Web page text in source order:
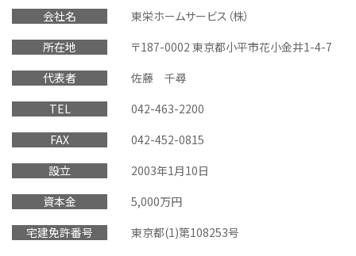
会社名
東栄ホームサービス（株）
所在地
〒187-0002 東京都小平市花小金井1-4-7
代表者
佐藤 千尋
TEL
042-463-2200
FAX
042-452-0815
設立
2003年1月10日
資本金
5,000万円
宅建免許番号
東京都(1)第108253号